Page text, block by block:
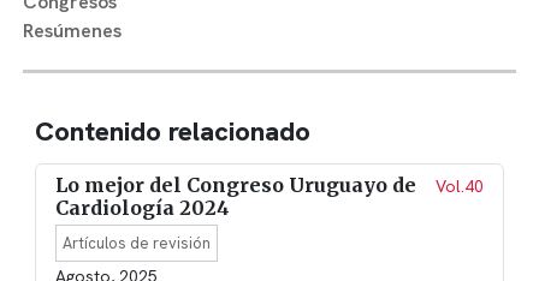
Resúmenes
Contenido relacionado
Lo mejor del Congreso Uruguayo de
Cardiología 2024
Vol.40
Artículos de revisión
Agosto, 2025